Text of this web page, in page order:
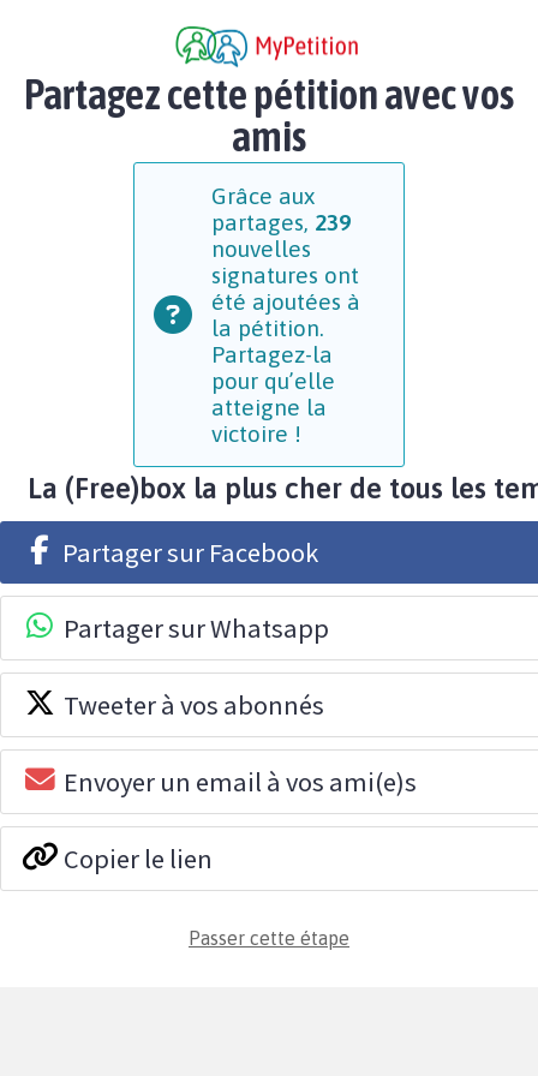
Partagez cette pétition avec vos
amis
Grâce aux
partages, 239
nouvelles
signatures ont
été ajoutées à
la pétition.
Partagez-la
pour qu’elle
atteigne la
victoire !
La (Free)box la plus cher de tous les
Partager sur Facebook
Partager sur Whatsapp
Tweeter à vos abonnés
Envoyer un email à vos ami(e)s
Copier le lien
Passer cette étape